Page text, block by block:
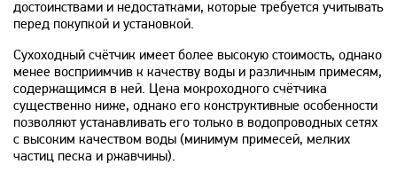
достоинствами и недостатками, которые требуется учитывать
перед покупкой и установкой.
Сухоходный счётчик имеет более высокую стоимость, однако
менее восприимчив к качеству воды и различным примесям,
содержащимся в ней. Цена мокроходного счётчика
существенно ниже, однако его конструктивные особенности
позволяют устанавливать его только в водопроводных сетях
с высоким качеством воды (минимум примесей, мелких
частиц песка и ржавчины).